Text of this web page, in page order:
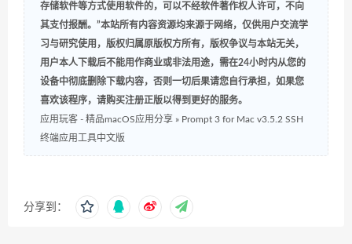
存储软件等方式使用软件的，可以不经软件著作权人许可，不向
其支付报酬。”本站所有内容资源均来源于网络，仅供用户交流学
习与研究使用，版权归属原版权方所有，版权争议与本站无关，
用户本人下载后不能用作商业或非法用途，需在24小时内从您的
设备中彻底删除下载内容，否则一切后果请您自行承担，如果您
喜欢该程序，请购买注册正版以得到更好的服务。
应用玩客 - 精品macOS应用分享 » Prompt 3 for Mac v3.5.2 SSH
终端应用工具中文版
分享到：